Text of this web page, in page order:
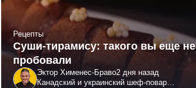
Рецепты
Суши-тирамису: такого вы еще не
пробовали
Эктор Хименес-Браво2 дня назад
Канадский и украинский шеф-повар